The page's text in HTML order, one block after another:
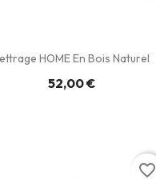
HOME En Bois Naturel
52,00 €
favorite_border